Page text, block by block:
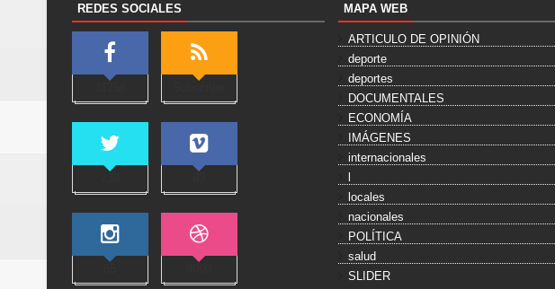
REDES SOCIALES MAPA WEB
ARTICULO DE OPINIÓN
deporte
deportes
DOCUMENTALES
ECONOMÍA
IMÁGENES
internacionales
locales
nacionales
POLÍTICA
salud
SLIDER